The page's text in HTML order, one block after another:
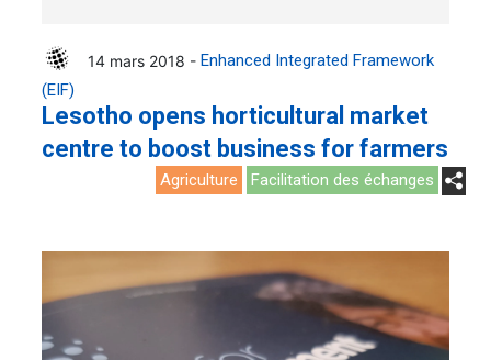
14 mars 2018 - Enhanced Integrated Framework
(EIF)
Lesotho opens horticultural market
centre to boost business for farmers
Agriculture Facilitation des échanges